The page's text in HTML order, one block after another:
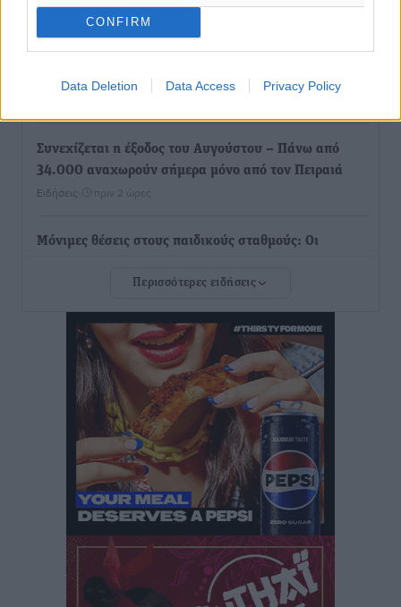
CONFIRM
Data Deletion Data Access Privacy Policy
Ειδήσεις• πριν 2 ώρες
Δυνάμεις στη νήσο Ρω
Συνεχίζεται η έξοδος του Αυγούστου – Πάνω από
34.000 αναχωρούν σήμερα μόνο από τον Πειραιά
Ειδήσεις πριν 2 ώρες
Μόνιμες θέσεις στους παιδικούς σταθμούς: Οι
για τους δήμους
Δεύτερη πηγή εισοδήματος για τους επαγγελματίες
ψαράδες ο αλιευτικός τουρισμός
Ειδήσεις• πριν 3 ώρες
Μαρία Εκμεκτσίογλου: Η πίστη μου είναι το
μεγαλύτερο στήριγμα μου – Το προσκύνημα στην ιερά
Μονή Πανορμίτη
Τοπικές Ειδήσεις• πριν 3 ώρες
Ακαθάριστα οικόπεδα: Τι γίνεται όταν ο ιδιοκτήτης
δεν τα καθαρίσει – Πώς κινούνται δήμοι και ΠΣ,
ποιος πληρώνει τον λογαριασμό
Περισσότερες ειδήσεις